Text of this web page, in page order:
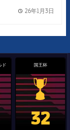
26年1月3日
ド
国王杯
国王杯
32